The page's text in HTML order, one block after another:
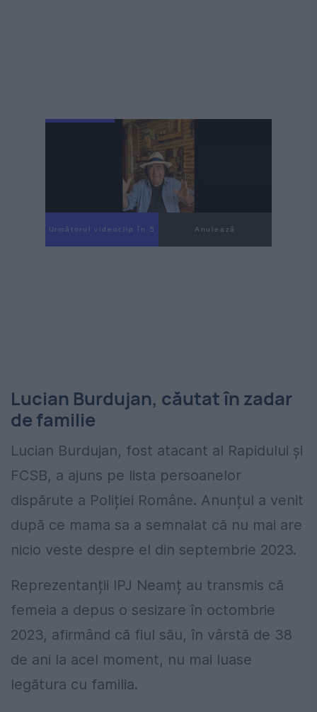
Următorul videoclip în 4 Anulează
Lucian Burdujan, căutat în zadar
de familie
Lucian Burdujan, fost atacant al Rapidului și
FCSB, a ajuns pe lista persoanelor
dispărute a Poliției Române. Anunțul a venit
după ce mama sa a semnalat că nu mai are
nicio veste despre el din septembrie 2023.
Reprezentanții IPJ Neamț au transmis că
femeia a depus o sesizare în octombrie
2023, afirmând că fiul său, în vârstă de 38
de ani la acel moment, nu mai luase
legătura cu familia.